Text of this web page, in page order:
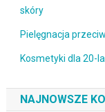
skóry
Pielęgnacja
Kosmetyki dla 20-
NAJNOWSZE